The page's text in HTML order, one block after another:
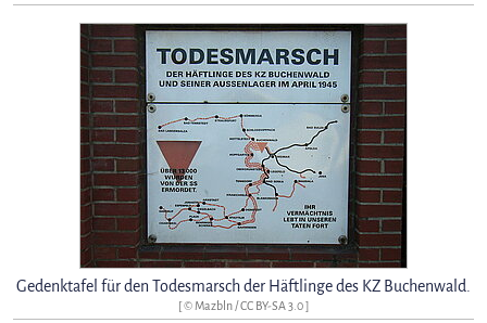
Gedenktafel für den Todesmarsch der Häftlinge des KZ Buchenwald.
[ © Mazbln /CC BY-SA 3.0]